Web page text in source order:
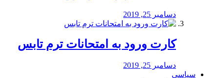
دسامبر 25, 2019
کارت ورود به امتحانات ترم تابس
دسامبر 25, 2019
سیاسی